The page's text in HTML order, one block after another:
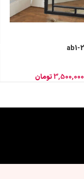
3,500,000تومان